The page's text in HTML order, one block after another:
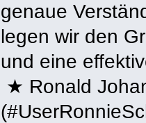
genaue
legen wir den
und eine
★ Ronald